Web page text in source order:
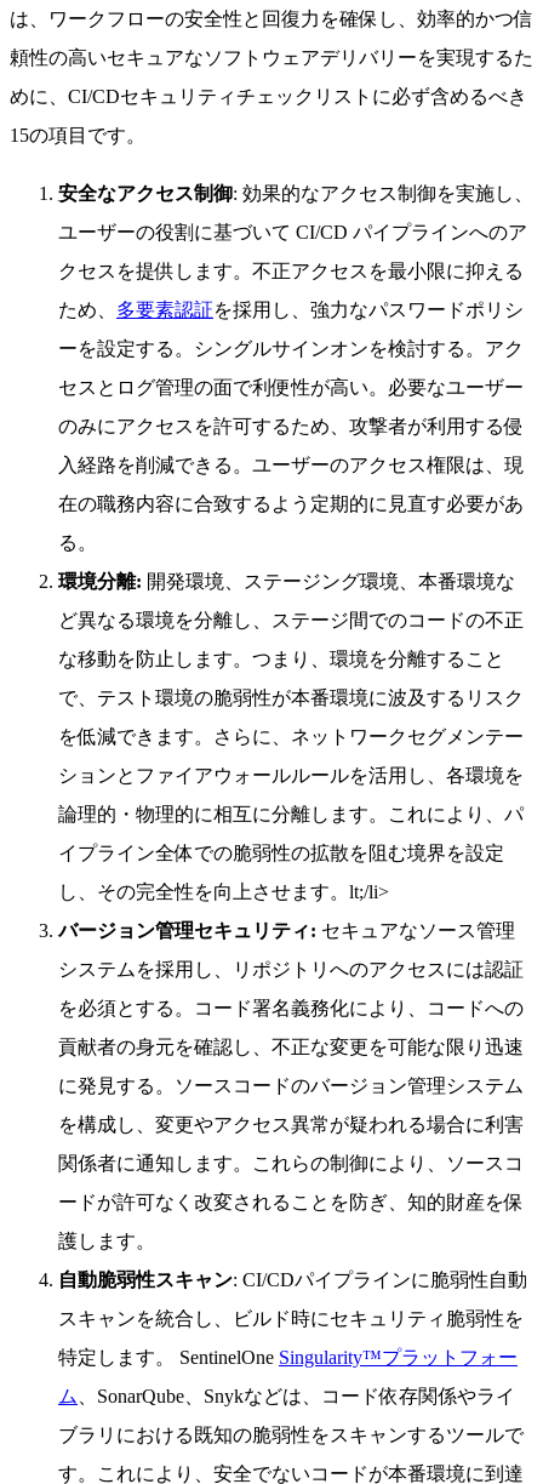
は、ワークフローの安全性と回復力を確保し、効率的かつ信
頼性の高いセキュアなソフトウェアデリバリーを実現するた
めに、CI/CDセキュリティチェックリストに必ず含めるべき
15の項目です。
安全なアクセス制御: 効果的なアクセス制御を実施し、
ユーザーの役割に基づいて CI/CD パイプラインへのア
クセスを提供します。不正アクセスを最小限に抑える
ため、 多要素認証を採用し、強力なパスワードポリシ
ーを設定する。シングルサインオンを検討する。アク
セスとログ管理の面で利便性が高い。必要なユーザー
のみにアクセスを許可するため、攻撃者が利用する侵
入経路を削減できる。ユーザーのアクセス権限は、現
在の職務内容に合致するよう定期的に見直す必要があ
る。
環境分離: 開発環境、ステージング環境、本番環境な
ど異なる環境を分離し、ステージ間でのコードの不正
な移動を防止します。つまり、環境を分離すること
で、テスト環境の脆弱性が本番環境に波及するリスク
を低減できます。さらに、ネットワークセグメンテー
ションとファイアウォールルールを活用し、各環境を
論理的・物理的に相互に分離します。これにより、パ
イプライン全体での脆弱性の拡散を阻む境界を設定
し、その完全性を向上させます。lt;/li>
バージョン管理セキュリティ: セキュアなソース管理
システムを採用し、リポジトリへのアクセスには認証
を必須とする。コード署名義務化により、コードへの
貢献者の身元を確認し、不正な変更を可能な限り迅速
に発見する。ソースコードのバージョン管理システム
を構成し、変更やアクセス異常が疑われる場合に利害
関係者に通知します。これらの制御により、ソースコ
ードが許可なく改変されることを防ぎ、知的財産を保
護します。
自動脆弱性スキャン: CI/CDパイプラインに脆弱性自動
スキャンを統合し、ビルド時にセキュリティ脆弱性を
特定します。 SentinelOne Singularity™プラットフォー
ム
、SonarQube、Snykなどは、コード依存関係やライ
ブラリにおける既知の脆弱性をスキャンするツールで
す。これにより、安全でないコードが本番環境に到達